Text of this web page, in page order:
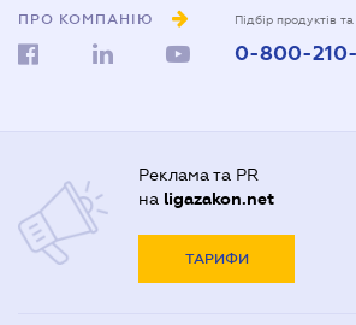
ПРО КОМПАНІЮ Підбір продуктів
0-800-
Реклама та PR
на ligazakon.net
ТАРИФИ